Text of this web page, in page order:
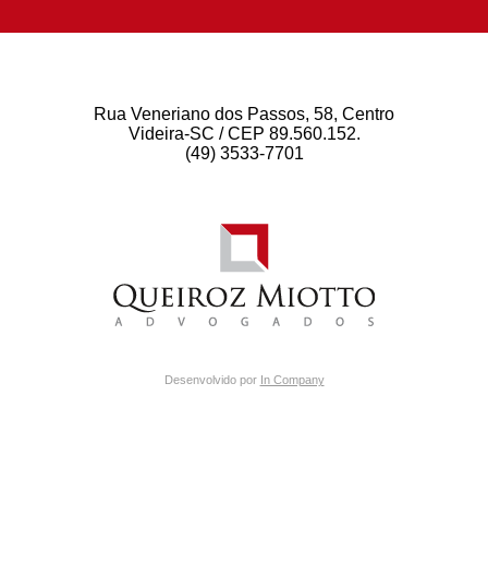
Rua Veneriano dos Passos, 58, Centro
Videira-SC / CEP 89.560.152.
(49) 3533-7701
Desenvolvido por In Company